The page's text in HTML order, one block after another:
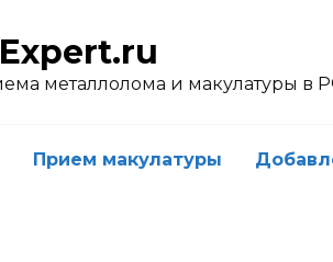
металлолома и макулатуры в
Прием макулатуры